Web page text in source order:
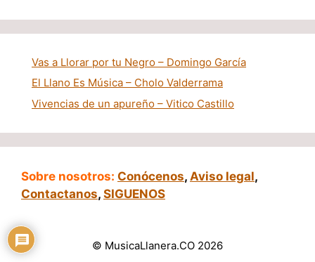
Vas a Llorar por tu Negro – Domingo García
El Llano Es Música – Cholo Valderrama
Vivencias de un apureño – Vitico Castillo
Sobre nosotros: Conócenos, Aviso legal,
Contactanos, SIGUENOS
© MusicaLlanera.CO 2026